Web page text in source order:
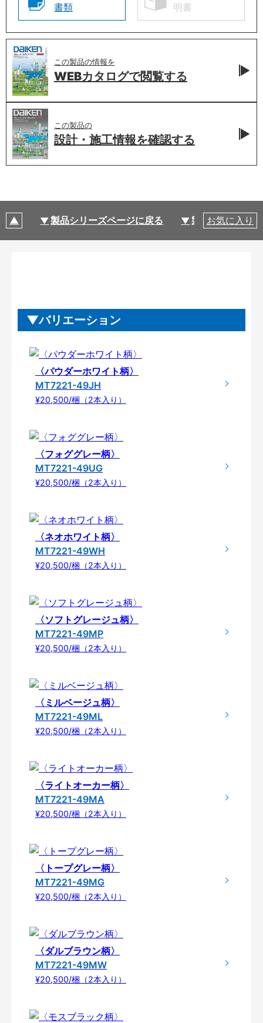
書類
明書
この製品の情報を
WEBカタログで閲覧する
この製品の
設計・施工情報を確認する
製品シリーズページに戻る 製品仕様
お気に入り
バリエーション
〈パウダーホワイト柄〉
MT7221-49JH
¥20,500/梱（2本入り）
〈フォググレー柄〉
MT7221-49UG
¥20,500/梱（2本入り）
〈ネオホワイト柄〉
MT7221-49WH
¥20,500/梱（2本入り）
〈ソフトグレージュ柄〉
MT7221-49MP
¥20,500/梱（2本入り）
〈ミルベージュ柄〉
MT7221-49ML
¥20,500/梱（2本入り）
〈ライトオーカー柄〉
MT7221-49MA
¥20,500/梱（2本入り）
〈トープグレー柄〉
MT7221-49MG
¥20,500/梱（2本入り）
〈ダルブラウン柄〉
MT7221-49MW
¥20,500/梱（2本入り）